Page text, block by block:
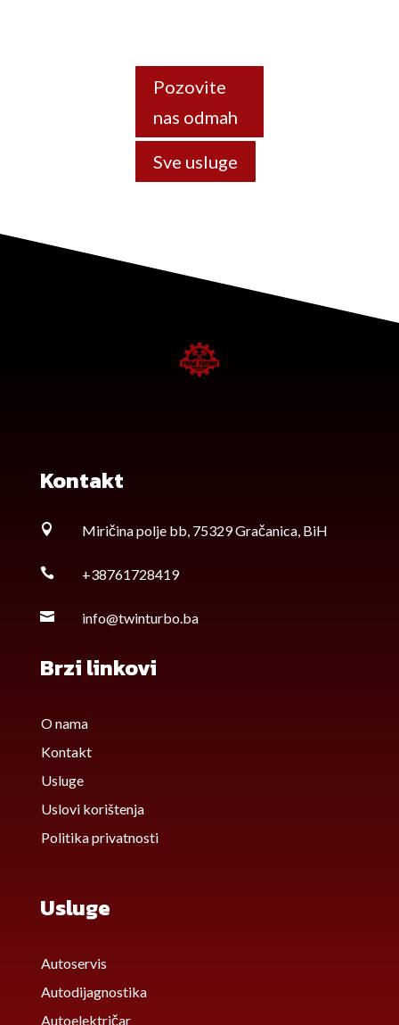
Pozovite
nas odmah
Sve usluge
Kontakt
 Miričina polje bb, 75329 Gračanica, BiH
 +38761728419
 info@twinturbo.ba
Brzi linkovi
O nama
Kontakt
Usluge
Uslovi korištenja
Politika privatnosti
Usluge
Autoservis
Autodijagnostika
Autoelektričar